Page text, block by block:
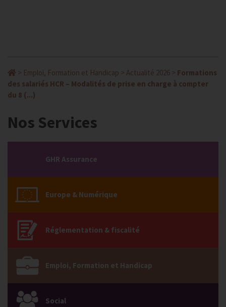
> Emploi, Formation et Handicap > Actualité 2026 > Formations
des salariés HCR – Modalités de prise en charge à compter
du 8 (...)
Nos Services
GHR Assurance
Europe & Numérique
Réglementation & fiscalité
Emploi, Formation et Handicap
Social